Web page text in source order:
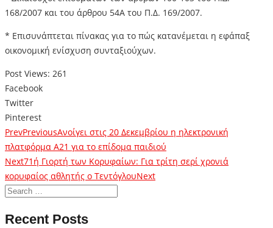
168/2007 και του άρθρου 54Α του Π.Δ. 169/2007.
* Επισυνάπτεται πίνακας για το πώς κατανέμεται η εφάπαξ
οικονομική ενίσχυση συνταξιούχων.
Post Views: 261
Facebook
Twitter
Pinterest
PrevPreviousΑνοίγει στις 20 Δεκεμβρίου η ηλεκτρονική
πλατφόρμα Α21 για το επίδομα παιδιού
Next71ή Γιορτή των Κορυφαίων: Για τρίτη σερί χρονιά
κορυφαίος αθλητής ο ΤεντόγλουNext
Recent Posts